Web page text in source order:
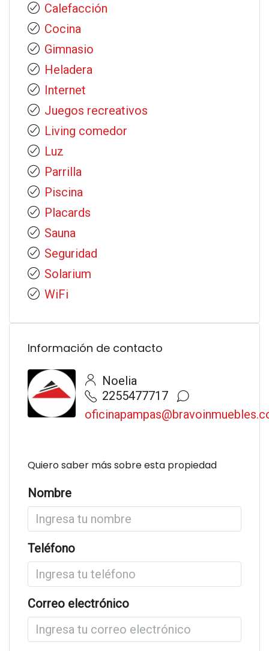
Calefacción
Cocina
Gimnasio
Heladera
Internet
Juegos recreativos
Living comedor
Luz
Parrilla
Piscina
Placards
Sauna
Seguridad
Solarium
WiFi
Información de contacto
Noelia
2255477717
Quiero saber más sobre esta propiedad
Nombre
Teléfono
Correo electrónico